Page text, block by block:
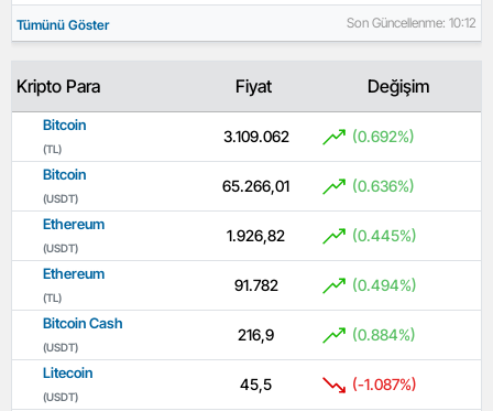
Tümünü Göster Son Güncellenme: 10:12
Kripto Para Fiyat Değişim
Bitcoin
(TL)
3.109.062 (0.692%)
Bitcoin
(USDT)
65.266,01 (0.636%)
Ethereum
(USDT)
1.926,82 (0.445%)
Ethereum
(TL)
91.782 (0.494%)
Bitcoin Cash
(USDT)
216,9 (0.884%)
Litecoin
(USDT)
45,5 (-1.087%)